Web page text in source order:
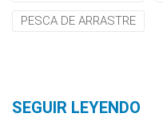
PESCA DE ARRASTRE
SEGUIR LEYENDO